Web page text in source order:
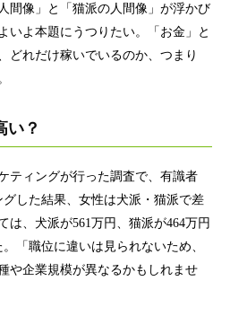
間像」と「猫派の人間像」が浮かび
いよ本題にうつりたい。「お金」と
どれだけ稼いでいるのか、つまり
い？
ティングが行った調査で、有識者
した結果、女性は犬派・猫派で差
は、犬派が561万円、猫派が464万円
「職位に違いは見られないため、
や企業規模が異なるかもしれませ